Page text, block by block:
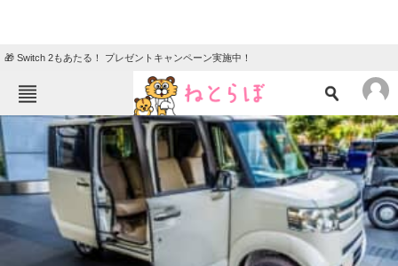
🎁 Switch 2もあたる！ プレゼントキャンペーン実施中！
ねとらぼメニュー
ニュース
エンタメ クイズ
教育・育児